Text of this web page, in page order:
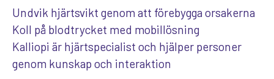
Undvik hjärtsvikt genom att förebygga orsakerna
Koll på blodtrycket med mobillösning
Kalliopi är hjärtspecialist och hjälper personer
genom kunskap och interaktion